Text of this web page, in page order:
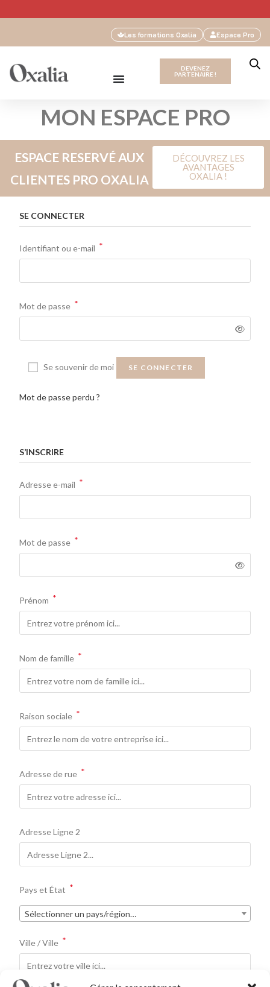
Espace Pro
Les formations Oxalia
DEVENEZ
PARTENAIRE !
MON ESPACE PRO
ESPACE RESERVÉ AUX
CLIENTES PRO OXALIA
DÉCOUVREZ LES
AVANTAGES
OXALIA !
SE CONNECTER
Identifiant ou e-mail *
Mot de passe *
Se souvenir de moi SE CONNECTER
Mot de passe perdu ?
S’INSCRIRE
Adresse e-mail *
Mot de passe *
Prénom *
Nom de famille *
Raison sociale *
Adresse de rue *
Adresse Ligne 2
Pays et État *
Sélectionner un pays/région…
Ville / Ville *